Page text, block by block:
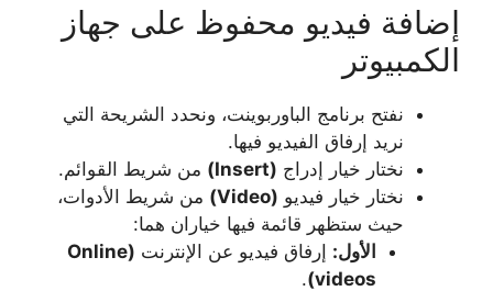
إضافة فيديو محفوظ على جهاز
الكمبيوتر
نفتح برنامج الباوربوينت، ونحدد الشريحة التي
نريد إرفاق الفيديو فيها.
نختار خيار إدراج (Insert)
من شريط القوائم.
نختار خيار فيديو (Video)
من شريط الأدوات،
حيث ستظهر قائمة فيها خياران هما:
الأول: إرفاق فيديو عن الإنترنت
(Online
videos)
.